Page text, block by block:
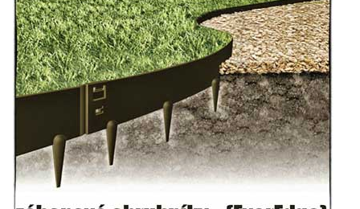
nádvoří kláštera dominikánů v Českých
Budějovicích
Socha svatého Zachariáše na nádvoří
kláštera dominikánů v Českých
Budějovicích
Socha svatého Josefa na nádvoří kláštera
dominikánů v Českých Budějovicích
Socha svaté Anny na nádvoří kláštera